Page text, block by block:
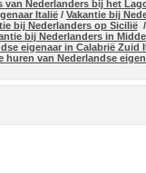
van Nederlanders bij het
Italië / Vakantie bij
bij Nederlanders op Sicilië/
bij Nederlanders in
eigenaar in Calabrië Zuid
huren van Nederlandse